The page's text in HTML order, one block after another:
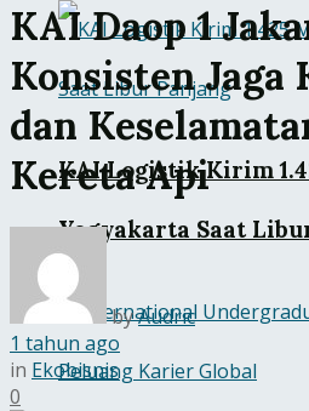
KAI Logistik Kirim
Yogyakarta Saat
KAI Daop 1
Konsisten Jaga
dan
Kereta Api
byAudric
1 tahun ago
in Ekobisnis
0